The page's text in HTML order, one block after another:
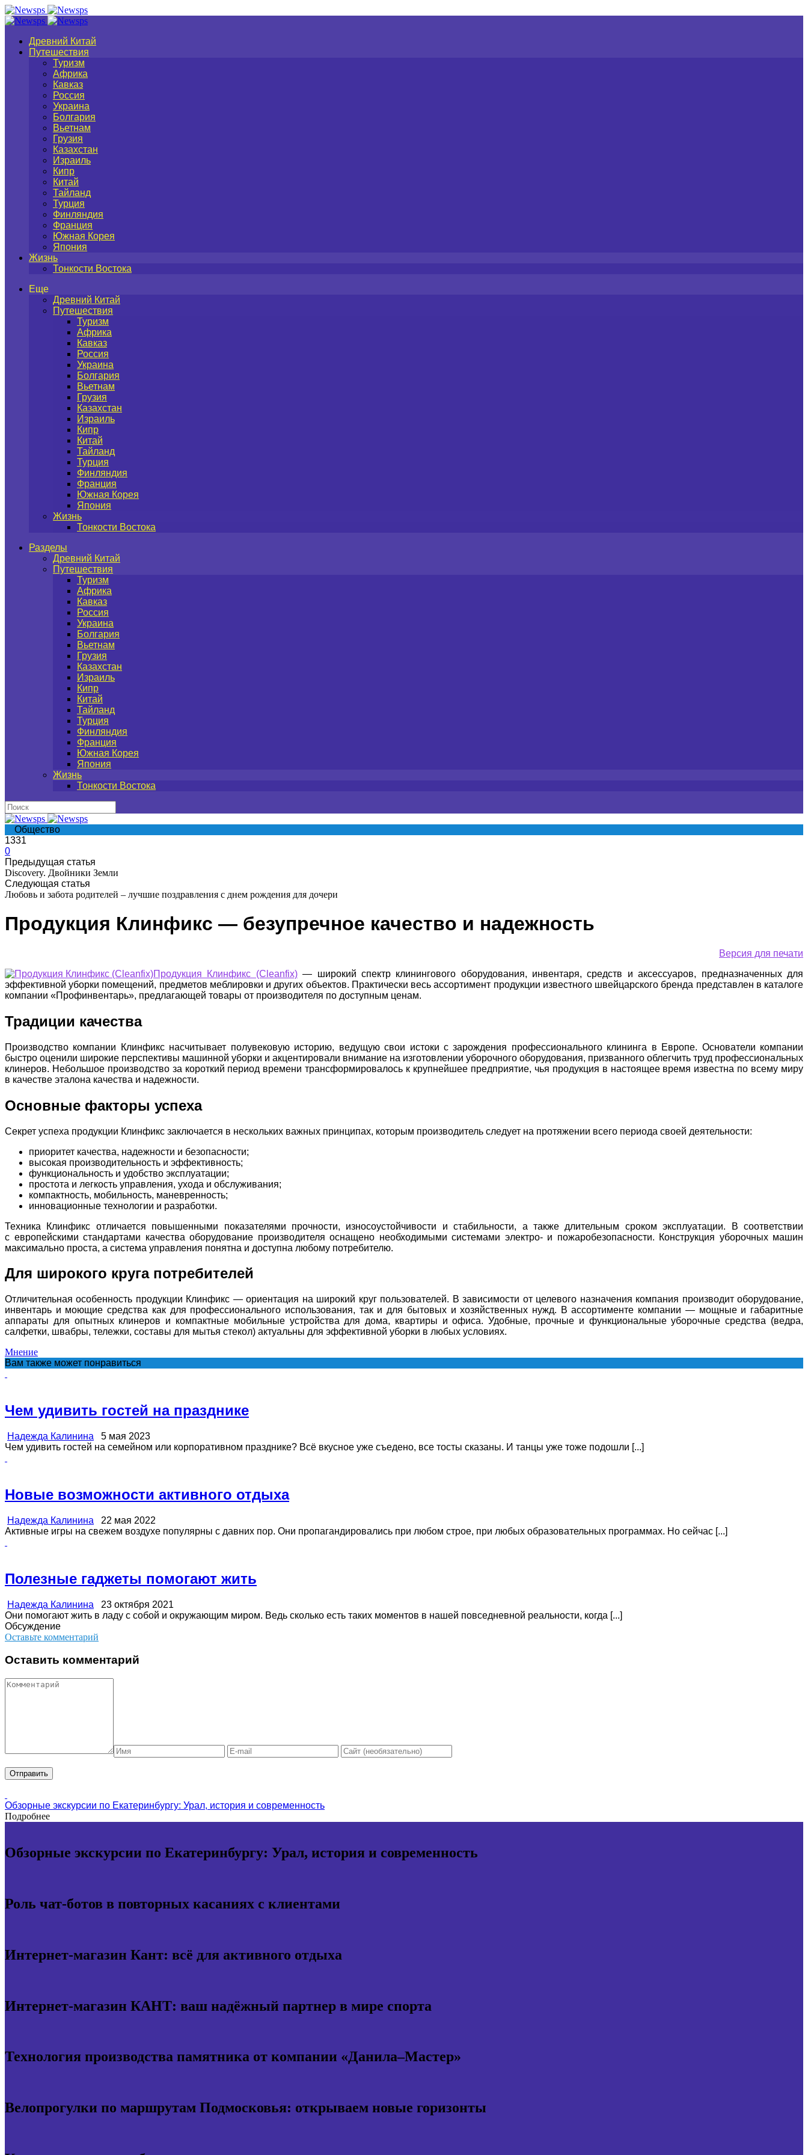
Древний Китай
Путешествия
Туризм
Африка
Кавказ
Россия
Украина
Болгария
Вьетнам
Грузия
Казахстан
Израиль
Кипр
Китай
Тайланд
Турция
Финляндия
Франция
Южная Корея
Япония
Жизнь
Тонкости Востока
Еще
Древний Китай
Путешествия
Туризм
Африка
Кавказ
Россия
Украина
Болгария
Вьетнам
Грузия
Казахстан
Израиль
Кипр
Китай
Тайланд
Турция
Финляндия
Франция
Южная Корея
Япония
Жизнь
Тонкости Востока
Разделы
Древний Китай
Путешествия
Туризм
Африка
Кавказ
Россия
Украина
Болгария
Вьетнам
Грузия
Казахстан
Израиль
Кипр
Китай
Тайланд
Турция
Финляндия
Франция
Южная Корея
Япония
Жизнь
Тонкости Востока
Общество
1331
0
Предыдущая статья
Discovery. Двойники Земли
Следующая статья
Любовь и забота родителей – лучшие поздравления с днем рождения для дочери
Продукция Клинфикс — безупречное качество и надежность
Версия для печати
Продукция Клинфикс (Cleanfix)— широкий спектр клинингового оборудования, инвентаря, средств и аксессуаров, предназначенных для
эффективной уборки помещений, предметов меблировки и других объектов. Практически весь ассортимент продукции известного швейцарского бренда представлен в каталоге
компании «Профинвентарь», предлагающей товары от производителя по доступным ценам.
Традиции качества
Производство компании Клинфикс насчитывает полувековую историю, ведущую свои истоки с зарождения профессионального клининга в Европе. Основатели компании
быстро оценили широкие перспективы машинной уборки и акцентировали внимание на изготовлении уборочного оборудования, призванного облегчить труд профессиональных
клинеров. Небольшое производство за короткий период времени трансформировалось к крупнейшее предприятие, чья продукция в настоящее время известна по всему миру
в качестве эталона качества и надежности.
Основные факторы успеха
Секрет успеха продукции Клинфикс заключается в нескольких важных принципах, которым производитель следует на протяжении всего периода своей деятельности:
приоритет качества, надежности и безопасности;
высокая производительность и эффективность;
функциональность и удобство эксплуатации;
простота и легкость управления, ухода и обслуживания;
компактность, мобильность, маневренность;
инновационные технологии и разработки.
Техника Клинфикс отличается повышенными показателями прочности, износоустойчивости и стабильности, а также длительным сроком эксплуатации. В соответствии
с европейскими стандартами качества оборудование производителя оснащено необходимыми системами электро- и пожаробезопасности. Конструкция уборочных машин
максимально проста, а система управления понятна и доступна любому потребителю.
Для широкого круга потребителей
Отличительная особенность продукции Клинфикс — ориентация на широкий круг пользователей. В зависимости от целевого назначения компания производит оборудование,
инвентарь и моющие средства как для профессионального использования, так и для бытовых и хозяйственных нужд. В ассортименте компании — мощные и габаритные
аппараты для опытных клинеров и компактные мобильные устройства для дома, квартиры и офиса. Удобные, прочные и функциональные уборочные средства (ведра,
салфетки, швабры, тележки, составы для мытья стекол) актуальны для эффективной уборки в любых условиях.
Мнение
Вам также может понравиться
Чем удивить гостей на празднике
Надежда Калинина 5 мая 2023
Чем удивить гостей на семейном или корпоративном празднике? Всё вкусное уже съедено, все тосты сказаны. И танцы уже тоже подошли [...]
Новые возможности активного отдыха
Надежда Калинина 22 мая 2022
Активные игры на свежем воздухе популярны с давних пор. Они пропагандировались при любом строе, при любых образовательных программах. Но сейчас [...]
Полезные гаджеты помогают жить
Надежда Калинина 23 октября 2021
Они помогают жить в ладу с собой и окружающим миром. Ведь сколько есть таких моментов в нашей повседневной реальности, когда [...]
Обсуждение
Оставьте комментарий
Оставить комментарий
Обзорные экскурсии по Екатеринбургу: Урал, история и современность
Подробнее
Обзорные экскурсии по Екатеринбургу: Урал, история и современность
Роль чат-ботов в повторных касаниях с клиентами
Интернет-магазин Кант: всё для активного отдыха
Интернет-магазин КАНТ: ваш надёжный партнер в мире спорта
Технология производства памятника от компании «Данила–Мастер»
Велопрогулки по маршрутам Подмосковья: открываем новые горизонты